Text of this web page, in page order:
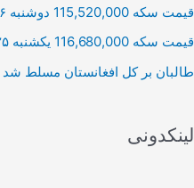
ا
ی
قیمت سکه 115,520,000 دوشنبه ۱۴۰۰/۷/۲۶
قیمت سکه 116,680,000 یکشنبه ۱۴۰۰/۷/۲۵
طالبان بر كل افغانستان مسلط شد
لینکدونی